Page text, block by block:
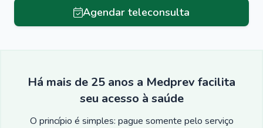
Agendar teleconsulta
Há mais de 25 anos a Medprev facilita
seu acesso à saúde
O princípio é simples: pague somente pelo serviço